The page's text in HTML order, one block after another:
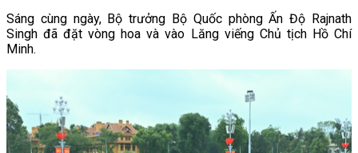
Sáng cùng ngày, Bộ trưởng Bộ Quốc phòng Ấn Độ Rajnath
Singh đã đặt vòng hoa và vào Lăng viếng Chủ tịch Hồ Chí
Minh.